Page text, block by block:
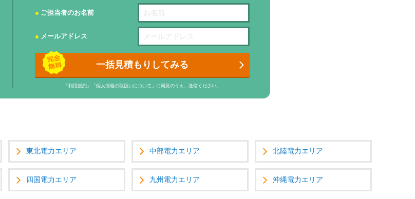
ご担当者のお名前
メールアドレス
一括見積もりしてみる
「 利用規約」「 個人情報の取扱いについて 」に同意のうえ、送信ください。
東北電力エリア 中部電力エリア 北陸電力エリア
四国電力エリア 九州電力エリア 沖縄電力エリア